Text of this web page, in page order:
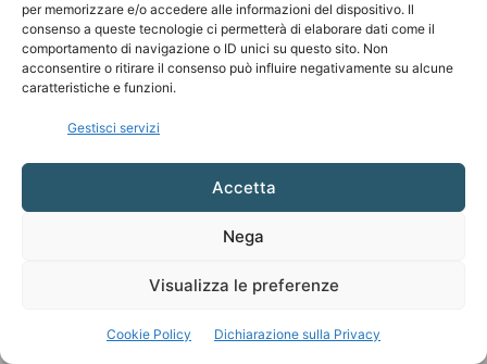
per memorizzare e/o accedere alle informazioni del dispositivo. Il
consenso a queste tecnologie ci permetterà di elaborare dati come il
comportamento di navigazione o ID unici su questo sito. Non
acconsentire o ritirare il consenso può influire negativamente su alcune
caratteristiche e funzioni.
Gestisci servizi
Accetta
Nega
Visualizza le preferenze
Cookie Policy Dichiarazione sulla Privacy